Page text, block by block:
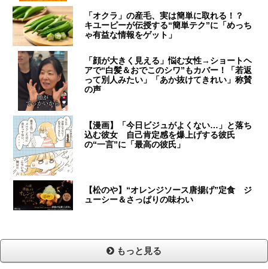
「オクラ」の産毛、実は簡単に取れる！？
キユーピーが伝授する“簡単テク”に「めっち
ゃ有益な情報をゲット」
「顔が大きく見える」悩む女性→ショートヘ
アで“白髪＆おでこのシワ”もカバー！「若返
って別人みたい」「あか抜けてきれい」称賛
の声
【漫画】「今日ビジュがよくない…」と落ち
込む彼女 自己肯定感を爆上げする彼氏
の“一言”に「最高の彼氏」
【松のや】“オレンジソース唐揚げ”定食 ジ
ューシー＆さっぱりの味わい
もっと見る